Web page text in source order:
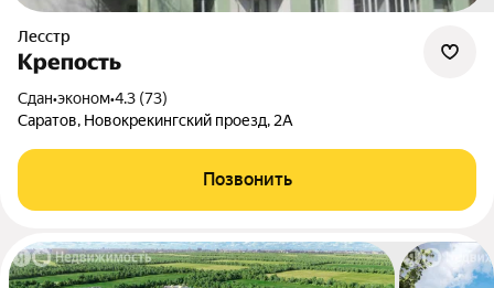
Лесстр
Крепость
Сдан•эконом•4.3 (73)
Саратов, Новокрекингский проезд, 2А
Позвонить